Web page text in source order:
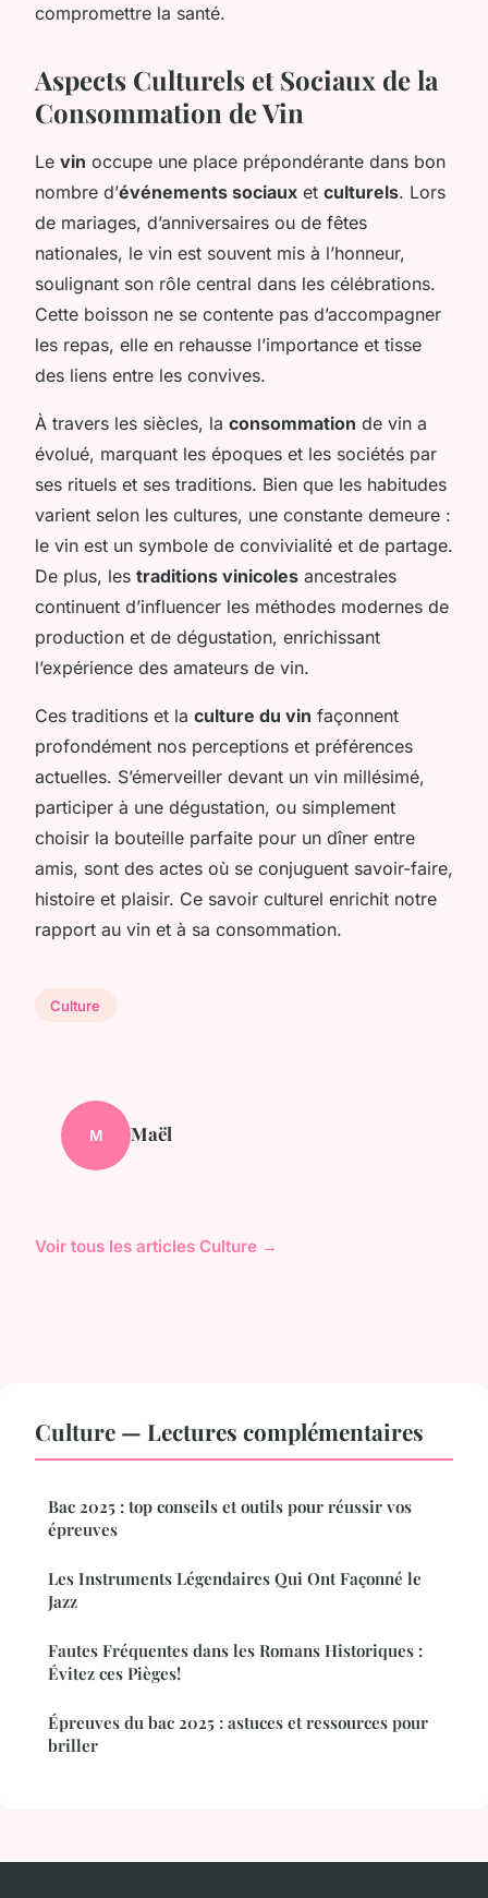
compromettre la santé.
Aspects Culturels et Sociaux de la
Consommation de Vin
Le vin occupe une place prépondérante dans bon
nombre d’événements sociaux et culturels. Lors
de mariages, d’anniversaires ou de fêtes
nationales, le vin est souvent mis à l’honneur,
soulignant son rôle central dans les célébrations.
Cette boisson ne se contente pas d’accompagner
les repas, elle en rehausse l’importance et tisse
des liens entre les convives.
À travers les siècles, la consommation de vin a
évolué, marquant les époques et les sociétés par
ses rituels et ses traditions. Bien que les habitudes
varient selon les cultures, une constante demeure :
le vin est un symbole de convivialité et de partage.
De plus, les traditions vinicoles ancestrales
continuent d’influencer les méthodes modernes de
production et de dégustation, enrichissant
l’expérience des amateurs de vin.
Ces traditions et la culture du vin façonnent
profondément nos perceptions et préférences
actuelles. S’émerveiller devant un vin millésimé,
participer à une dégustation, ou simplement
choisir la bouteille parfaite pour un dîner entre
amis, sont des actes où se conjuguent savoir-faire,
histoire et plaisir. Ce savoir culturel enrichit notre
rapport au vin et à sa consommation.
Culture
M Maël
Voir tous les articles Culture →
Culture — Lectures complémentaires
Bac 2025 : top conseils et outils pour réussir vos
épreuves
Les Instruments Légendaires Qui Ont Façonné le
Jazz
Fautes Fréquentes dans les Romans Historiques :
Évitez ces Pièges!
Épreuves du bac 2025 : astuces et ressources pour
briller